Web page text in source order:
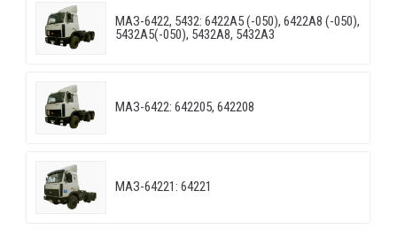
МАЗ-6422, 5432: 6422A5 (-050), 6422A8 (-050),
5432A5(-050), 5432A8, 5432A3
МАЗ-6422: 642205, 642208
МАЗ-64221: 64221